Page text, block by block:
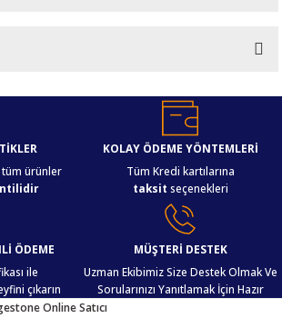
ürün açıklamalarında ve diğer konularda
öneri formunu kullanarak tarafımıza
teşekkür ederiz.
bozuk veya görüntülenemiyor.
eksik bilgiler bulunuyor.
bulunuyor.
daha pahalı.
alternatifler olmalı.
ürünler
KOLAY ÖDEME YÖNTEMLERİ
Tüm Kredi kartılarına
taksit seçenekleri
ÖDEME
ile
çıkarın
MÜŞTERİ DESTEK
Uzman Ekibimiz Size Destek Olmak Ve
Sorularınızı Yanıtlamak İçin Hazır
Online Satıcı